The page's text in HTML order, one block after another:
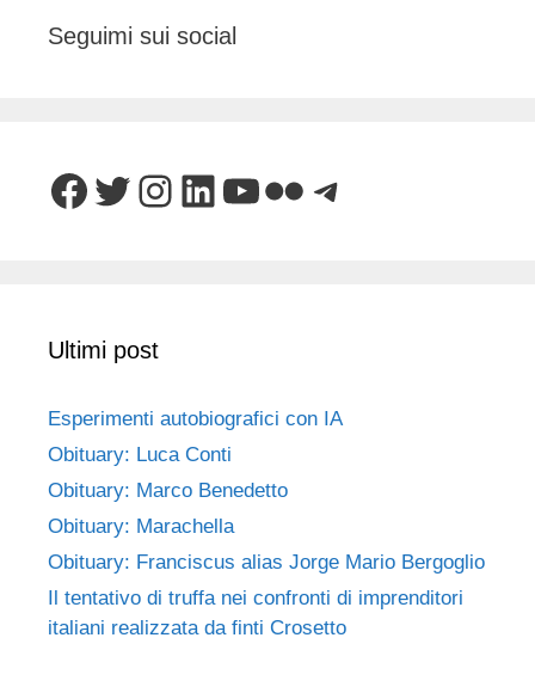
Seguimi sui social
Facebook
Twitter
Instagram
LinkedIn
YouTube
FlickrTelegram
Ultimi post
Esperimenti autobiografici con IA
Obituary: Luca Conti
Obituary: Marco Benedetto
Obituary: Marachella
Obituary: Franciscus alias Jorge Mario Bergoglio
Il tentativo di truffa nei confronti di imprenditori
italiani realizzata da finti Crosetto